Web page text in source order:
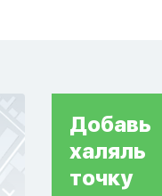
Добавь
халяль
точку